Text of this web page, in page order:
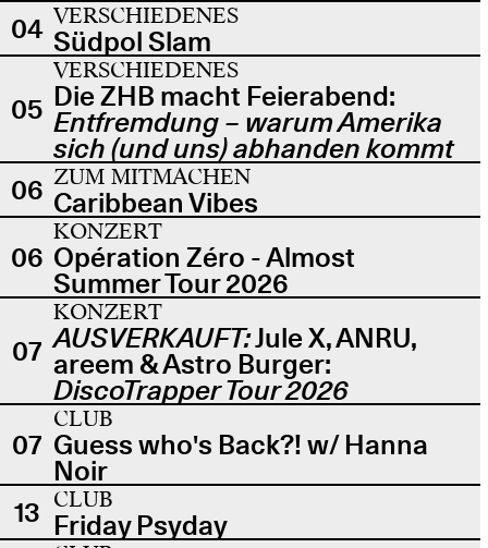
04 VERSCHIEDENES
Südpol Slam
05
VERSCHIEDENES
Die ZHB macht Feierabend:
Entfremdung – warum Amerika
sich (und uns) abhanden kommt
06 ZUM MITMACHEN
Caribbean Vibes
06
KONZERT
Opération Zéro - Almost
Summer Tour 2026
07
KONZERT
AUSVERKAUFT:Jule X, ANRU,
areem & Astro Burger:
DiscoTrapper Tour 2026
07
CLUB
Guess who's Back?! w/ Hanna
Noir
13 CLUB
Friday Psyday